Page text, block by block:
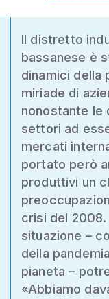
Il distretto
bassanese è
dinamici della
miriade di
nonostante le
settori ad
mercati
portato però
produttivi un
crisi del
situazione –
della
pianeta –
«Abbiamo